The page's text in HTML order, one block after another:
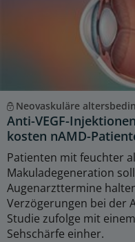
Neovaskuläre
Anti-VEGF-
kosten nAMD-
Patienten mit feuchter
Makuladegeneration
Augenarzttermine
Verzögerungen bei der
Studie zufolge mit
Sehschärfe einher.